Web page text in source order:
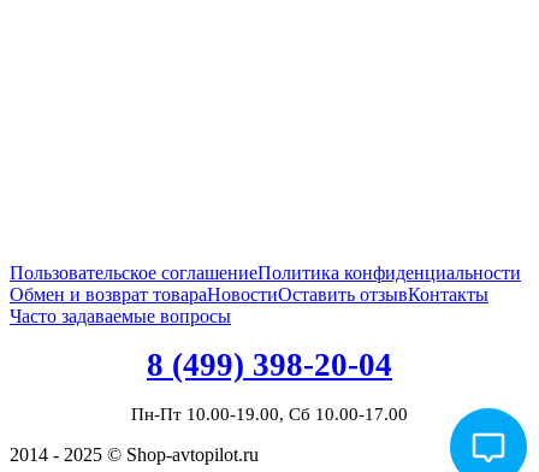
Пользовательское соглашениеПолитика конфиденциальности
Обмен и возврат товараНовостиОставить отзывКонтакты
Часто задаваемые вопросы
8 (499) 398-20-04
Пн-Пт 10.00-19.00, Сб 10.00-17.00
2014 - 2025 © Shop-avtopilot.ru